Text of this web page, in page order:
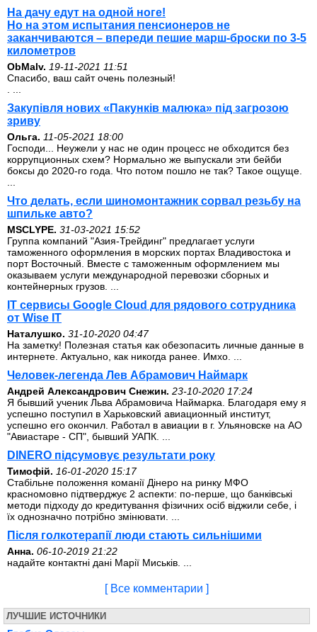
На дачу едут на одной ноге!
Но на этом испытания пенсионеров не
заканчиваются – впереди пешие марш-броски по 3-5
километров
ОbMalv. 19-11-2021 11:51
Спасибо, ваш сайт очень полезный!
Закупівля нових «Пакунків малюка» під загрозою
зриву
Ольга. 11-05-2021 18:00
Господи... Неужели у нас не один процесс не обходится без
коррупционных схем? Нормально же выпускали эти бейби
боксы до 2020-го года. Что потом пошло не так? Такое ощуще.
Что делать, если шиномонтажник сорвал резьбу на
шпильке авто?
MSCLYPE. 31-03-2021 15:52
Группа компаний "Азия-Трейдинг" предлагает услуги
таможенного оформления в морских портах Владивостока и
порт Восточный. Вместе с таможенным оформлением мы
оказываем услуги международной перевозки сборных и
контейнерных грузов. ...
IT сервисы Google Cloud для рядового сотрудника
от Wise IT
Наталушко. 31-10-2020 04:47
На заметку! Полезная статья как обезопасить личные данные в
интернете. Актуально, как никогда ранее. Имхо. ...
Человек-легенда Лев Абрамович Наймарк
Андрей Александрович Снежин. 23-10-2020 17:24
Я бывший ученик Льва Абрамовича Наймарка. Благодаря ему я
успешно поступил в Харьковский авиационный институт,
успешно его окончил. Работал в авиации в г. Ульяновске на АО
"Авиастаре - СП", бывший УАПК. ...
DINERO підсумовує результати року
Тимофій. 16-01-2020 15:17
Стабільне положення команії Дінеро на ринку МФО
красномовно підтверджує 2 аспекти: по-перше, що банківські
методи підходу до кредитування фізичних осіб віджили себе, і
їх однозначно потрібно змінювати. ...
Після голкотерапії люди стають сильнішими
Анна. 06-10-2019 21:22
надайте контактні дані Марії Миськів. ...
[ Все комментарии ]
ЛУЧШИЕ ИСТОЧНИКИ